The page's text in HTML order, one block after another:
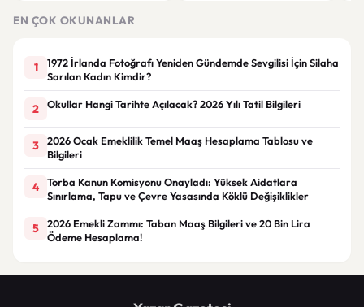
EN ÇOK OKUNANLAR
1
1972 İrlanda Fotoğrafı Yeniden Gündemde Sevgilisi İçin Silaha
Sarılan Kadın Kimdir?
2 Okullar Hangi Tarihte Açılacak? 2026 Yılı Tatil Bilgileri
3
2026 Ocak Emeklilik Temel Maaş Hesaplama Tablosu ve
Bilgileri
4
Torba Kanun Komisyonu Onayladı: Yüksek Aidatlara
Sınırlama, Tapu ve Çevre Yasasında Köklü Değişiklikler
5
2026 Emekli Zammı: Taban Maaş Bilgileri ve 20 Bin Lira
Ödeme Hesaplama!